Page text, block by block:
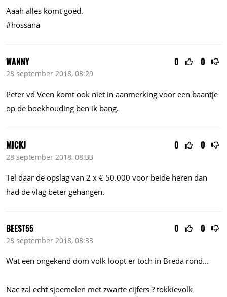
Aaah alles komt goed.
#hossana
0 0
WANNY
28 september 2018, 08:29
Peter vd Veen komt ook niet in aanmerking voor een baantje
op de boekhouding ben ik bang.
0 0
MICKJ
28 september 2018, 08:33
Tel daar de opslag van 2 x € 50.000 voor beide heren dan
had de vlag beter gehangen.
0 0
BEEST55
28 september 2018, 08:33
Wat een ongekend dom volk loopt er toch in Breda rond...
Nac zal echt sjoemelen met zwarte cijfers ? tokkievolk